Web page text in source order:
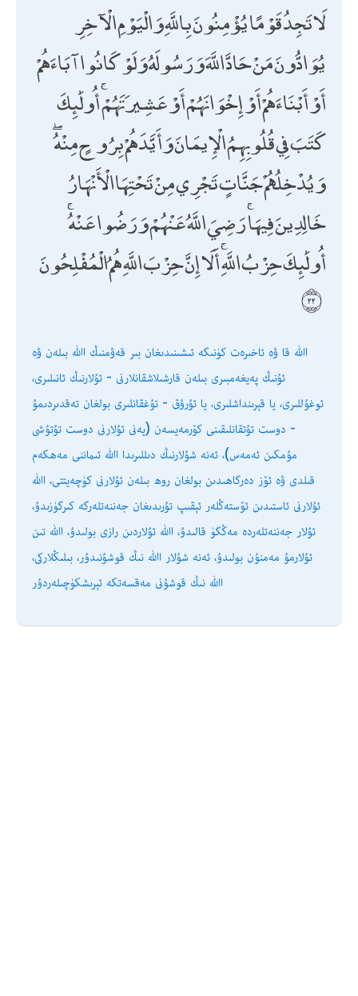
لَا تَجِدُ قَوْمًا يُؤْمِنُونَ بِاللَّهِ وَالْيَوْمِ الْآخِرِ
يُوَادُّونَ مَنْ حَادَّ اللَّهَ وَرَسُولَهُ وَلَوْ كَانُوا آبَاءَهُمْ
أَوْ أَبْنَاءَهُمْ أَوْ إِخْوَانَهُمْ أَوْ عَشِيرَتَهُمْ ۚ أُولَٰئِكَ
كَتَبَ فِي قُلُوبِهِمُ الْإِيمَانَ وَأَيَّدَهُمْ بِرُوحٍ مِنْهُ ۖ
وَيُدْخِلُهُمْ جَنَّاتٍ تَجْرِي مِنْ تَحْتِهَا الْأَنْهَارُ
خَالِدِينَ فِيهَا ۚ رَضِيَ اللَّهُ عَنْهُمْ وَرَضُوا عَنْهُ ۚ
أُولَٰئِكَ حِزْبُ اللَّهِ ۚ أَلَا إِنَّ حِزْبَ اللَّهِ هُمُ الْمُفْلِحُونَ
اﷲ قا ۋە ئاخىرەت كۈنىگە ئىشىنىدىغان بىر قەۋمنىڭ اﷲ بىلەن ۋە
ئۇنىڭ پەيغەمبىرى بىلەن قارشىلاشقانلارنى - ئۇلارنىڭ ئانىلىرى،
ئوغۇللىرى، يا قېرىنداشلىرى، يا ئۇرۇق - تۇغقانلىرى بولغان تەقدىردىمۇ
- دوست تۇتقانلىقىنى كۆرمەيسەن (يەنى ئۇلارنى دوست تۇتۇشى
مۇمكىن ئەمەس)، ئەنە شۇلارنىڭ دىللىرىدا اﷲ ئىماننى مەھكەم
قىلدى ۋە ئۆز دەرگاھىدىن بولغان روھ بىلەن ئۇلارنى كۈچەيتتى، اﷲ
ئۇلارنى ئاستىدىن ئۆستەڭلەر ئېقىپ تۇرىدىغان جەننەتلەرگە كىرگۈزىدۇ،
ئۇلار جەننەتلەردە مەڭگۈ قالىدۇ، اﷲ ئۇلاردىن رازى بولىدۇ، اﷲ تىن
ئۇلارمۇ مەمنۇن بولىدۇ، ئەنە شۇلار اﷲ نىڭ قوشۇنىدۇر، بىلىڭلاركى،
اﷲ نىڭ قوشۇنى مەقسەتكە ئېرىشكۈچىلەردۇر